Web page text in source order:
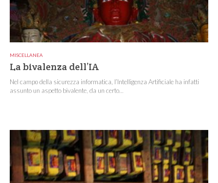
MISCELLANEA
La bivalenza dell’IA
Nel campo della sicurezza informatica, l’Intelligenza Artificiale ha infatti
assunto un aspetto bivalente, da un certo...